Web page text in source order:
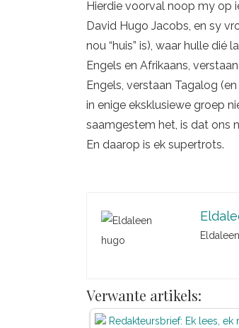
Hierdie voorval noop my op
David Hugo Jacobs, en sy
nou “huis” is), waar hulle
Engels en Afrikaans,
Engels, verstaan Tagalog
in enige eksklusiewe groep
saamgestem het, is dat ons
En daarop is ek supertrots.
Verwante artikels: